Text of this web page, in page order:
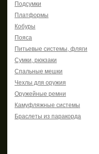
Подсумки
Платформы
Кобуры
Пояса
Питьевые системы, фляги
Сумки, рюкзаки
Спальные мешки
Чехлы для оружия
Оружейные ремни
Камуфляжные системы
Браслеты из паракорда